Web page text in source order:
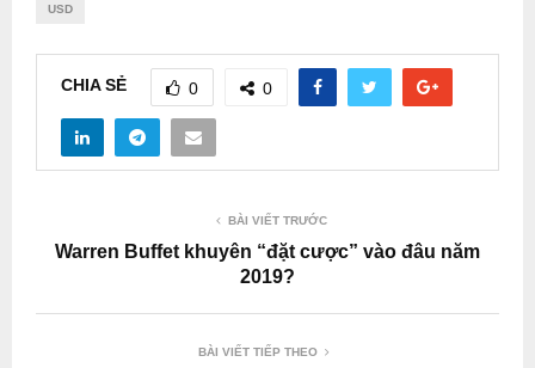
USD
CHIA SẺ 0 0
BÀI VIẾT TRƯỚC
Warren Buffet khuyên “đặt cược” vào đâu năm
2019?
BÀI VIẾT TIẾP THEO